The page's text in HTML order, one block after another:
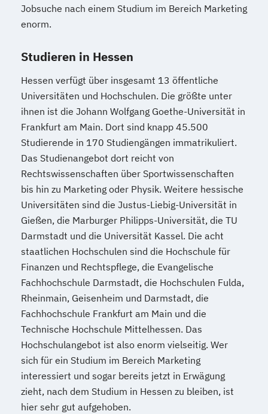
Jobsuche nach einem Studium im Bereich Marketing
enorm.
Studieren in Hessen
Hessen verfügt über insgesamt 13 öffentliche
Universitäten und Hochschulen. Die größte unter
ihnen ist die Johann Wolfgang Goethe-Universität in
Frankfurt am Main. Dort sind knapp 45.500
Studierende in 170 Studiengängen immatrikuliert.
Das Studienangebot dort reicht von
Rechtswissenschaften über Sportwissenschaften
bis hin zu Marketing oder Physik. Weitere hessische
Universitäten sind die Justus-Liebig-Universität in
Gießen, die Marburger Philipps-Universität, die TU
Darmstadt und die Universität Kassel. Die acht
staatlichen Hochschulen sind die Hochschule für
Finanzen und Rechtspflege, die Evangelische
Fachhochschule Darmstadt, die Hochschulen Fulda,
Rheinmain, Geisenheim und Darmstadt, die
Fachhochschule Frankfurt am Main und die
Technische Hochschule Mittelhessen. Das
Hochschulangebot ist also enorm vielseitig. Wer
sich für ein Studium im Bereich Marketing
interessiert und sogar bereits jetzt in Erwägung
zieht, nach dem Studium in Hessen zu bleiben, ist
hier sehr gut aufgehoben.